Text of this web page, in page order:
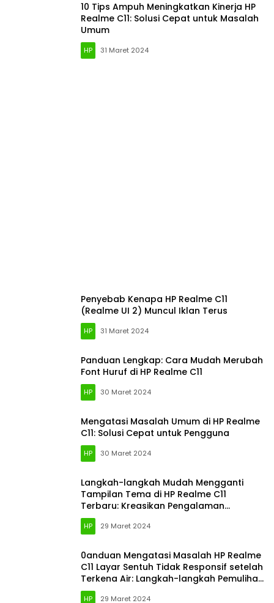
10 Tips Ampuh Meningkatkan Kinerja HP
Realme C11: Solusi Cepat untuk Masalah
Umum
HP 31 Maret 2024
Penyebab Kenapa HP Realme C11
(Realme UI 2) Muncul Iklan Terus
HP 31 Maret 2024
Panduan Lengkap: Cara Mudah Merubah
Font Huruf di HP Realme C11
HP 30 Maret 2024
Mengatasi Masalah Umum di HP Realme
C11: Solusi Cepat untuk Pengguna
HP 30 Maret 2024
Langkah-langkah Mudah Mengganti
Tampilan Tema di HP Realme C11
Terbaru: Kreasikan Pengalaman
Penggunaan Anda
HP 29 Maret 2024
0anduan Mengatasi Masalah HP Realme
C11 Layar Sentuh Tidak Responsif setelah
Terkena Air: Langkah-langkah Pemulihan
yang Efektif
HP 29 Maret 2024